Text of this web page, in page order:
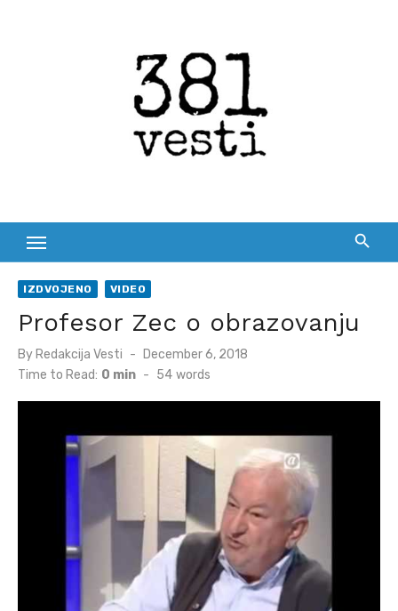
IZDVOJENO VIDEO
Profesor Zec o obrazovanju
By Redakcija Vesti
Posted
December 6, 2018
Time to Read: 0 min - 54 words